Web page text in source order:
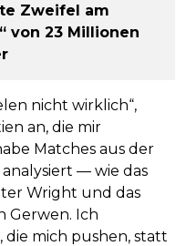
Zweifel am
von 23 Millionen
nicht wirklich“,
an, die mir
Matches aus der
— wie das
Wright und das
Gerwen. Ich
die mich pushen, statt